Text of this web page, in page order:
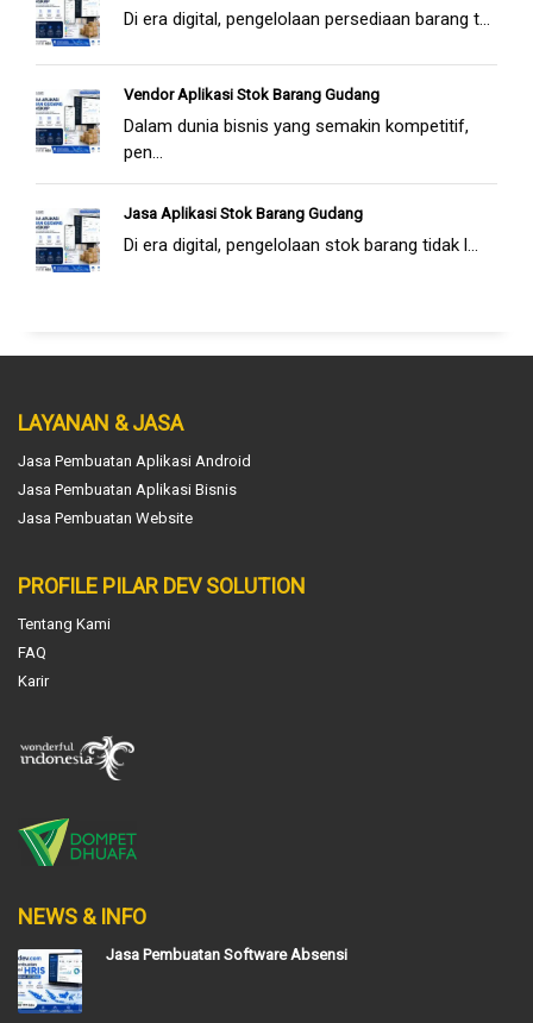
Di era digital, pengelolaan persediaan barang t...
Vendor Aplikasi Stok Barang Gudang
Dalam dunia bisnis yang semakin kompetitif,
pen...
Jasa Aplikasi Stok Barang Gudang
Di era digital, pengelolaan stok barang tidak l...
LAYANAN & JASA
Jasa Pembuatan Aplikasi Android
Jasa Pembuatan Aplikasi Bisnis
Jasa Pembuatan Website
PROFILE PILAR DEV SOLUTION
Tentang Kami
FAQ
Karir
NEWS & INFO
Jasa Pembuatan Software Absensi